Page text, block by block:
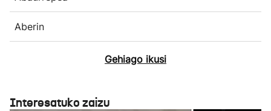
Aberin
Gehiago ikusi
Interesatuko zaizu